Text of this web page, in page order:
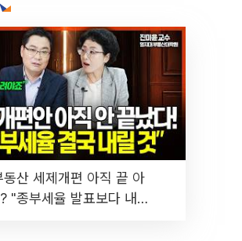
동산 세제개편 아직 끝 아
"종부세율 발표보다 내릴